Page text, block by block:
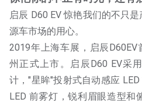
启辰 D60 EV 惊艳我们的不只
源车市场的用心。
2019年上海车展，启辰
州正式上市。启辰D60 EV采
计，"星眸"投射式自动感应
LED 前雾灯，锐利眉眼造型和